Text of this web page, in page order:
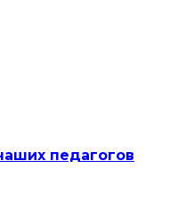
педагогов